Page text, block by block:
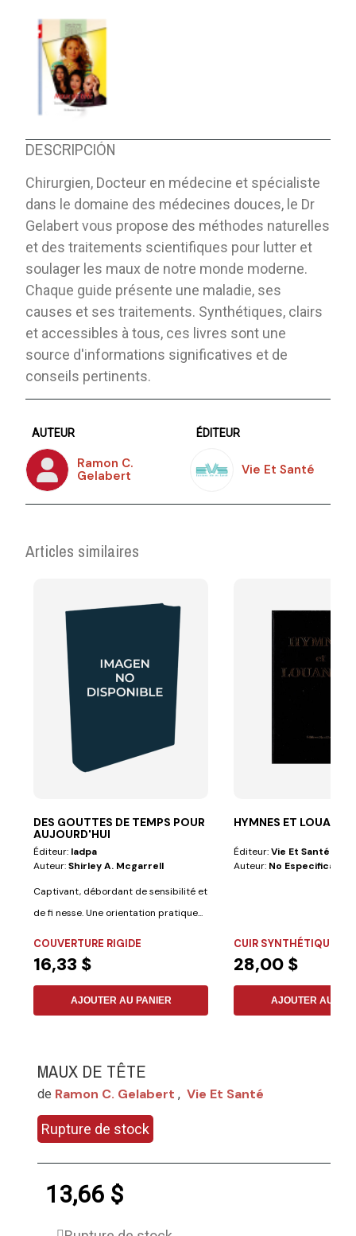
DESCRIPCIÓN
Chirurgien, Docteur en médecine et spécialiste
dans le domaine des médecines douces, le Dr
Gelabert vous propose des méthodes naturelles
et des traitements scientifiques pour lutter et
soulager les maux de notre monde moderne.
Chaque guide présente une maladie, ses
causes et ses traitements. Synthétiques, clairs
et accessibles à tous, ces livres sont une
source d'informations significatives et de
conseils pertinents.
AUTEUR
Ramon C.
Gelabert
ÉDITEUR
Vie Et Santé
Articles similaires
DES GOUTTES DE TEMPS POUR
AUJOURD'HUI
Éditeur: Iadpa
Auteur:Shirley A. Mcgarrell
Captivant, débordant de sensibilité et
de fi nesse. Une orientation pratique...
COUVERTURE RIGIDE
16,33 $
AJOUTER AU PANIER
HYMNES ET
Éditeur:Vie Et Santé
Auteur: No Especificado
CUIR SYNTHÉTIQUE
28,00 $
AJOUTER AU
MAUX DE TÊTE
de Ramon C. Gelabert , Vie Et Santé
Rupture de stock
13,66 $